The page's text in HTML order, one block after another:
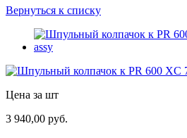
Вернуться к списку
Цена за шт
3 940,00 руб.